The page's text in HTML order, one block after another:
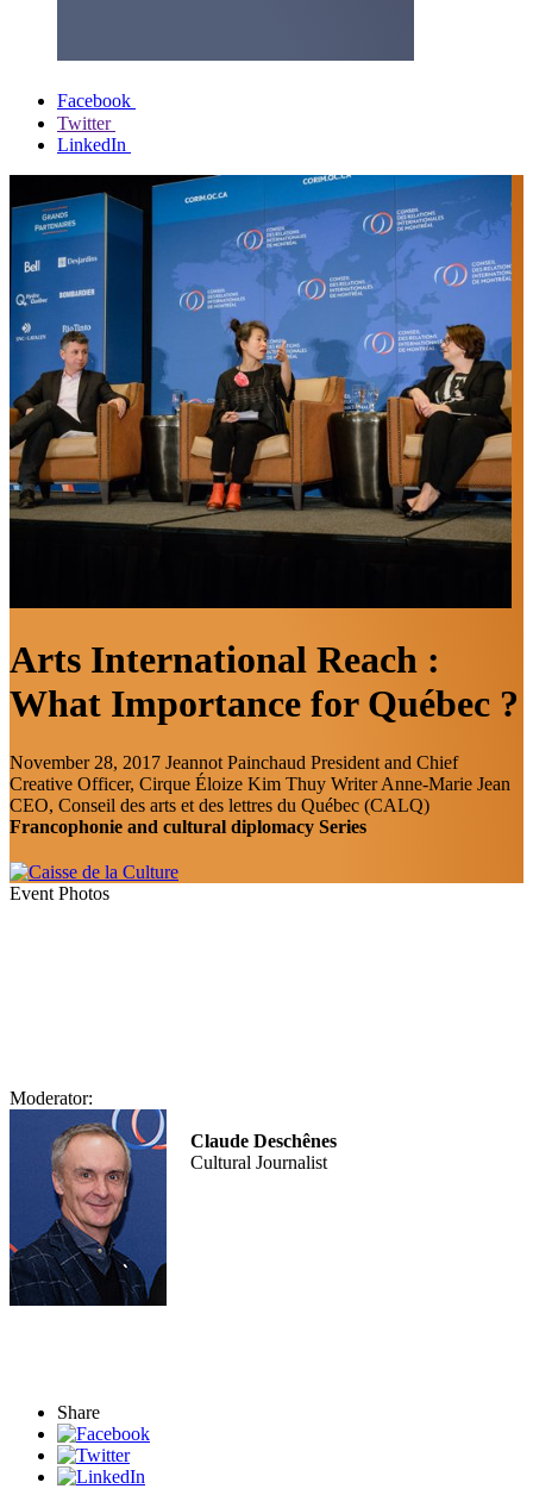
Facebook
Twitter
LinkedIn
Arts International Reach :
What Importance for Québec ?
November 28, 2017 Jeannot Painchaud President and Chief
Creative Officer, Cirque Éloize Kim Thuy Writer Anne-Marie Jean
CEO, Conseil des arts et des lettres du Québec (CALQ)
Francophonie and cultural diplomacy Series
Event Photos
Moderator:
Claude Deschênes
Cultural Journalist
Share